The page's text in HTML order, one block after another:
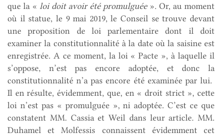
que la « loi doit avoir été promulguée». Or, au moment
où il statue, le 9 mai 2019, le Conseil se trouve devant
une proposition de loi parlementaire dont il doit
examiner la constitutionnalité à la date où la saisine est
enregistrée. A ce moment, la loi « Pacte », à laquelle il
s’oppose, n’est pas encore adoptée, et donc la
constitutionnalité n’a pas encore été examinée par lui.
Il en résulte, évidemment, que, en « droit strict », cette
loi n’est pas « promulguée », ni adoptée. C’est ce que
constatent MM. Cassia et Weil dans leur article. MM.
Duhamel et Molfessis connaissent évidemment cet